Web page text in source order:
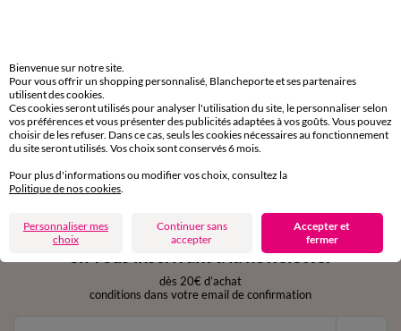
Retours gratuits
sous 30 jours avec Mondial Relay uniquement
Service clients
par chat et par téléphone
11€ Offerts
en vous inscrivant à la newsletter
dès 20€ d’achat
conditions dans votre email de confirmation
Bienvenue sur notre site.
Pour vous offrir un shopping personnalisé, Blancheporte et ses partenaires
utilisent des cookies.
Ces cookies seront utilisés pour analyser l'utilisation du site, le personnaliser selon
vos préférences et vous présenter des publicités adaptées à vos goûts. Vous pouvez
choisir de les refuser. Dans ce cas, seuls les cookies nécessaires au fonctionnement
du site seront utilisés. Vos choix sont conservés 6 mois.
Pour plus d'informations ou modifier vos choix, consultez la
Politique de nos cookies
Personnaliser mes
choix
Continuer sans
accepter
Accepter et
fermer